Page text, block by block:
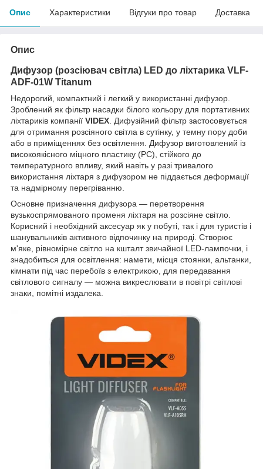
Опис Характеристики Відгуки про товар Доставка
Опис
Дифузор (розсіювач світла) LED до ліхтарика VLF-
ADF-01W Titanum
Недорогий, компактний і легкий у використанні дифузор.
Зроблений як фільтр насадки білого кольору для портативних
ліхтариків компанії VIDEX . Дифузійний фільтр застосовується
для отримання розсіяного світла в сутінку, у темну пору доби
або в приміщеннях без освітлення. Дифузор виготовлений із
високоякісного міцного пластику (РС), стійкого до
температурного впливу, який навіть у разі тривалого
використання ліхтаря з дифузором не піддається деформації
та надмірному перегріванню.
Основне призначення дифузора — перетворення
вузькоспрямованого променя ліхтаря на розсіяне світло.
Корисний і необхідний аксесуар як у побуті, так і для туристів і
шанувальників активного відпочинку на природі. Створює
м'яке, рівномірне світло на кшталт звичайної LED-лампочки, і
знадобиться для освітлення: намети, місця стоянки, альтанки,
кімнати під час перебоїв з електрикою, для передавання
світлового сигналу — можна викреслювати в повітрі світлові
знаки, помітні издалека.